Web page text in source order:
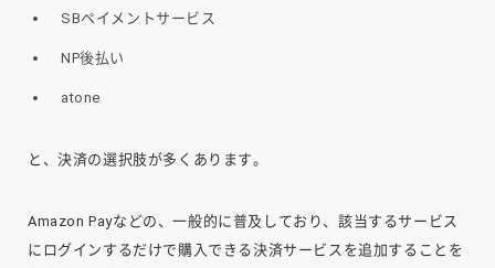
SBペイメントサービス
NP後払い
atone
と、決済の選択肢が多くあります。
Amazon Payなどの、一般的に普及しており、該当するサービス
にログインするだけで購入できる決済サービスを追加することを